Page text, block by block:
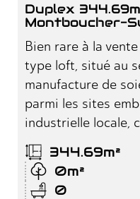
Duplex
Montboucher-
Bien rare à la
type loft, situé au
manufacture de
parmi les sites
industrielle locale,
344.69m²
0m²
0